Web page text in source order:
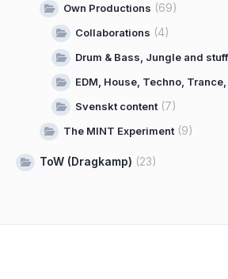
Own Productions (69)
Collaborations (4)
Drum & Bass, Jungle and stuff
EDM, House, Techno, Trance,
Svenskt content(7)
The MINT Experiment(9)
ToW (Dragkamp) (23)